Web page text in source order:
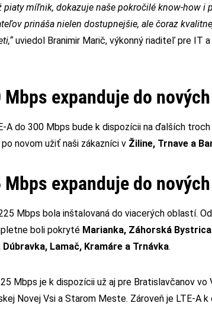
piaty míľnik, dokazuje naše pokročilé know-how i
prináša nielen dostupnejšie, ale čoraz
uviedol Branimir Marič, výkonný riaditeľ pre IT
Mbps expanduje do
A do 300 Mbps bude k dispozícii na ďalších
novom užiť naši zákazníci v Žiline, Trnave a
Mbps expanduje do
Mbps bola inštalovaná do viacerých oblastí.
boli pokryté Marianka, Záhorská Bystrica
Dúbravka, Lamač, Kramáre a Trnávka.
Mbps je k dispozícii už aj pre Bratislavčanov vo
Novej Vsi a Starom Meste. Zároveň je LTE-A